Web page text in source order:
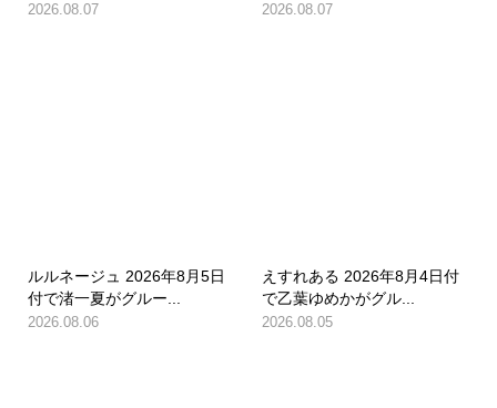
2026.08.07 2026.08.07
ルルネージュ 2026年8月5日
付で渚一夏がグルー...
2026.08.06
えすれある 2026年8月4日付
で乙葉ゆめかがグル...
2026.08.05